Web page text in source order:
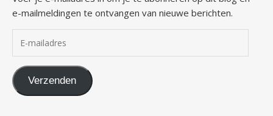
e-mailmeldingen te ontvangen van nieuwe berichten.
Verzenden